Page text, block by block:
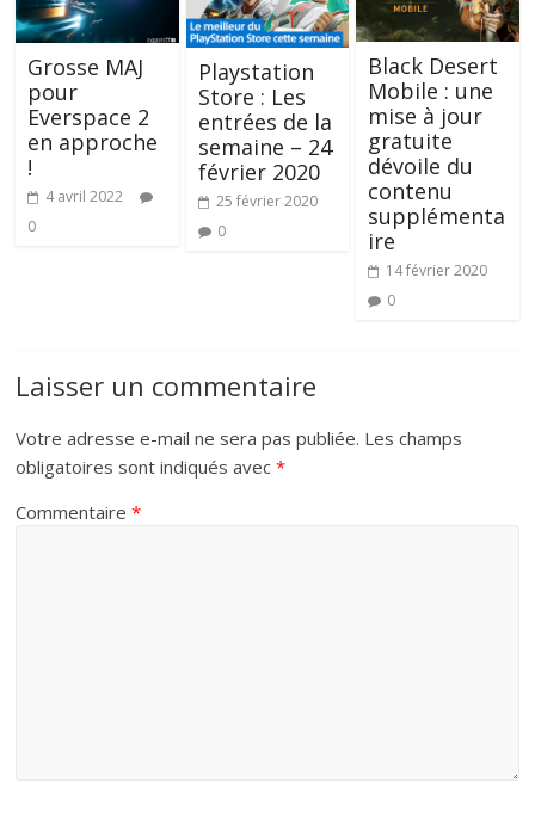
Grosse MAJ
pour
Everspace 2
en approche
!
4 avril 2022
0
Playstation
Store : Les
entrées de la
semaine – 24
février 2020
25 février 2020
0
Black Desert
Mobile : une
mise à jour
gratuite
dévoile du
contenu
supplémenta
ire
14 février 2020
0
Laisser un commentaire
Votre adresse e-mail ne sera pas publiée. Les champs
obligatoires sont indiqués avec*
Commentaire*